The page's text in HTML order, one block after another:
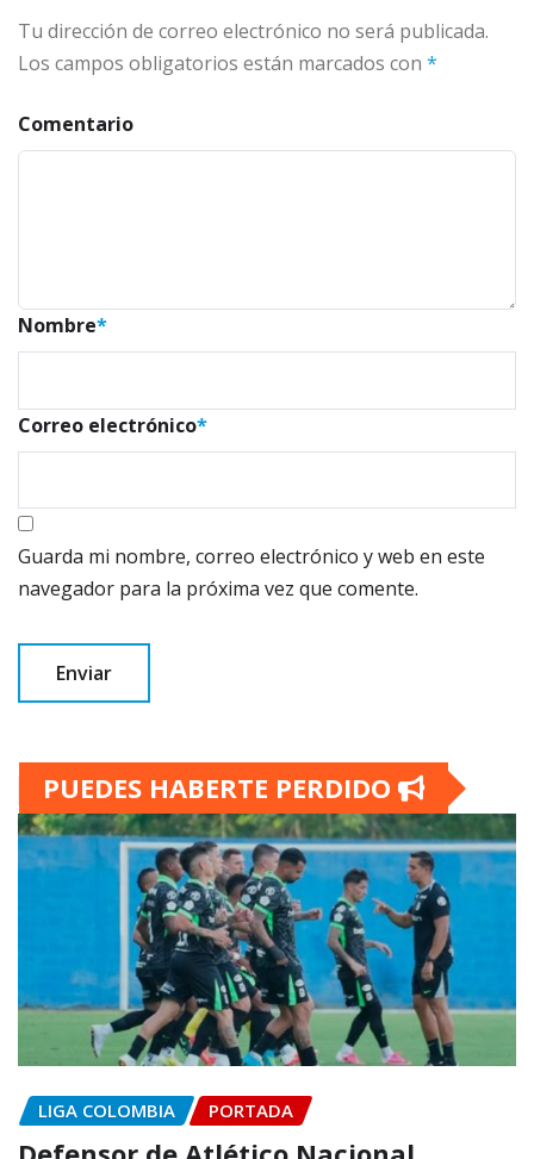
t
r
a
s
Tu dirección de correo electrónico no será publicada.
Los campos obligatorios están marcados con *
Comentario
Nombre*
Correo electrónico*
Guarda mi nombre, correo electrónico y web en este
navegador para la próxima vez que comente.
PUEDES HABERTE PERDIDO
LIGA COLOMBIA PORTADA